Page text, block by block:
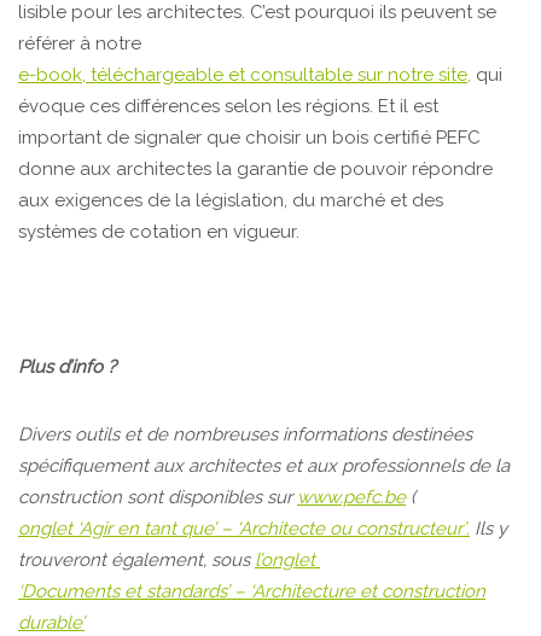
lisible pour les architectes. C’est pourquoi ils peuvent se
référer à notre
e-book, téléchargeable et consultable sur notre site, qui
évoque ces différences selon les régions. Et il est
important de signaler que choisir un bois certifié PEFC
donne aux architectes la garantie de pouvoir répondre
aux exigences de la législation, du marché et des
systèmes de cotation en vigueur.
Plus d’info ?
Divers outils et de nombreuses informations destinées
spécifiquement aux architectes et aux professionnels de la
construction sont disponibles sur www.pefc.be(
onglet ‘Agir en tant que’ – ‘Architecte ou constructeur’. Ils y
trouveront également, sous l’onglet
‘Documents et standards’ – ‘Architecture et construction
durable’